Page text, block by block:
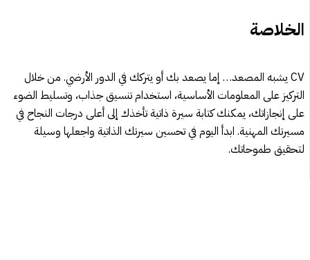
الخلاصة
CV يشبه المصعد… إما يصعد بك أو يتركك في الدور الأرضي. من خلال
التركيز على المعلومات الأساسية، استخدام تنسيق جذاب، وتسليط الضوء
على إنجازاتك، يمكنك كتابة سيرة ذاتية تأخذك إلى أعلى درجات النجاح في
مسيرتك المهنية. ابدأ اليوم في تحسين سيرتك الذاتية واجعلها وسيلة
لتحقيق طموحاتك.